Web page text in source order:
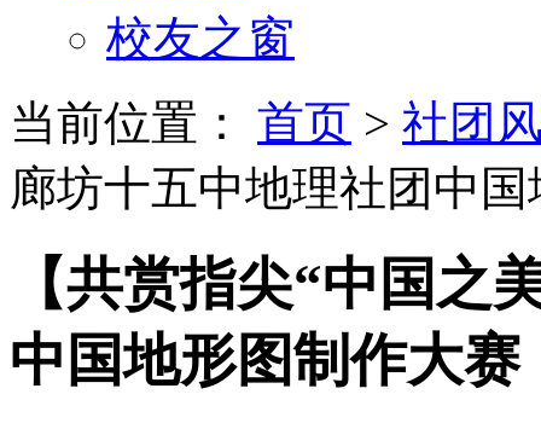
校友之窗
当前位置： 首页 > 社团
廊坊十五中地理社团中
【共赏指尖“中国之
中国地形图制作大赛